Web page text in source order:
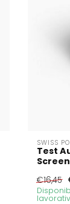
SWISS
Test
€16,45